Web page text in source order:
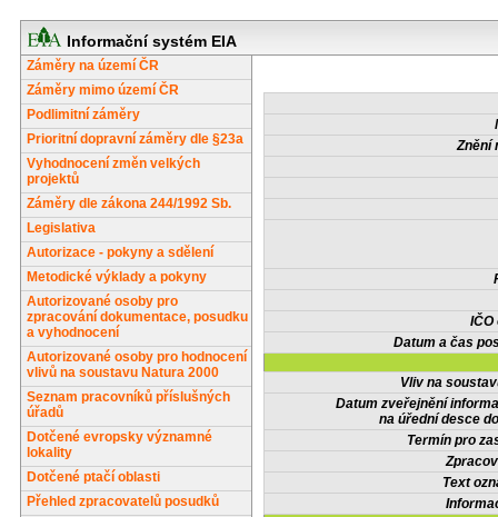
Informační systém EIA
Záměry na území ČR
Záměry mimo území ČR
Podlimitní záměry
Prioritní dopravní záměry dle §23a
Vyhodnocení změn velkých
projektů
Záměry dle zákona 244/1992 Sb.
Legislativa
Autorizace - pokyny a sdělení
Metodické výklady a pokyny
Autorizované osoby pro
zpracování dokumentace, posudku
a vyhodnocení
Autorizované osoby pro hodnocení
vlivů na soustavu Natura 2000
Seznam pracovníků příslušných
úřadů
Dotčené evropsky významné
lokality
Dotčené ptačí oblasti
Přehled zpracovatelů posudků
Znění
IČO
Datum a čas
Vliv na
Datum zveřejnění
na úřední desce
Termín pro
Text